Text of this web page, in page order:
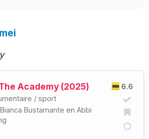
6.6
Academy (2025)
/ sport
Bianca Bustamante en Abbi